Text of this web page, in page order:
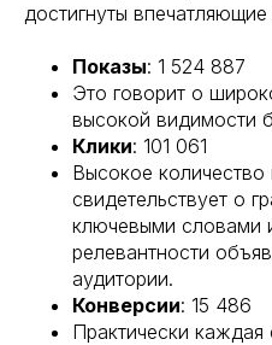
достигнуты впечатляющие
Показы: 1 524 887
Это говорит о
высокой видимости
Клики: 101 061
Высокое
свидетельствует о
ключевыми словами
релевантности
аудитории.
Конверсии: 15 486
Практически каждая